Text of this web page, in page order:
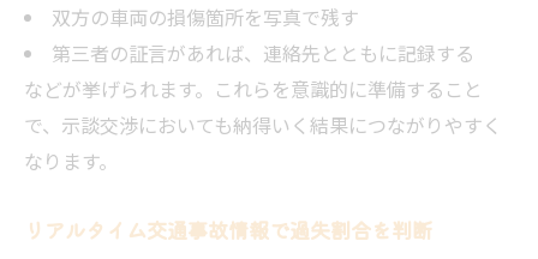
双方の車両の損傷箇所を写真で残す
第三者の証言があれば、連絡先とともに記録する
などが挙げられます。これらを意識的に準備すること
で、示談交渉においても納得いく結果につながりやすく
なります。
リアルタイム交通事故情報で過失割合を判断